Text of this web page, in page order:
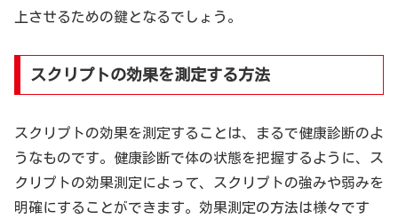
上させるための鍵となるでしょう。
スクリプトの効果を測定する方法
スクリプトの効果を測定することは、まるで健康診断のよ
うなものです。健康診断で体の状態を把握するように、ス
クリプトの効果測定によって、スクリプトの強みや弱みを
明確にすることができます。効果測定の方法は様々です